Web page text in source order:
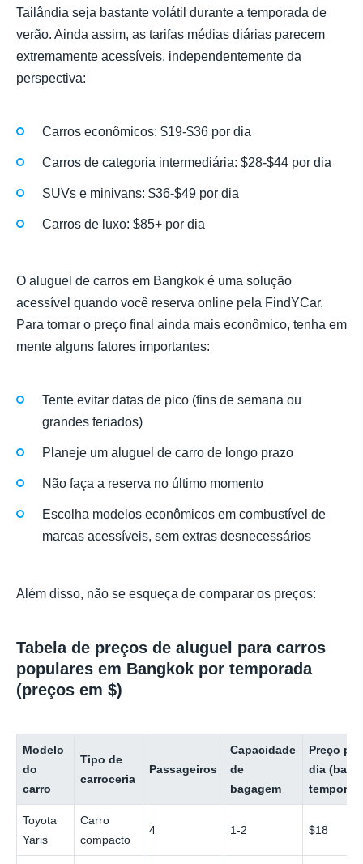
Tailândia seja bastante volátil durante a temporada de
verão. Ainda assim, as tarifas médias diárias parecem
extremamente acessíveis, independentemente da
perspectiva:
Carros econômicos: $19-$36 por dia
Carros de categoria intermediária: $28-$44 por dia
SUVs e minivans: $36-$49 por dia
Carros de luxo: $85+ por dia
O aluguel de carros em Bangkok é uma solução
acessível quando você reserva online pela FindYCar.
Para tornar o preço final ainda mais econômico, tenha em
mente alguns fatores importantes:
Tente evitar datas de pico (fins de semana ou
grandes feriados)
Planeje um aluguel de carro de longo prazo
Não faça a reserva no último momento
Escolha modelos econômicos em combustível de
marcas acessíveis, sem extras desnecessários
Além disso, não se esqueça de comparar os preços:
Tabela de preços de aluguel para carros
populares em Bangkok por temporada
(preços em $)
Modelo
do
carro
Tipo de
carroceria
Passageiros
Capacidade
de
bagagem
Preço por
dia (baixa
Toyota
Yaris
Carro
compacto
4 1-2 $18